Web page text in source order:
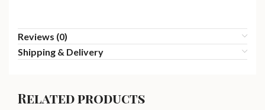
Reviews (0)
Shipping & Delivery
Related products